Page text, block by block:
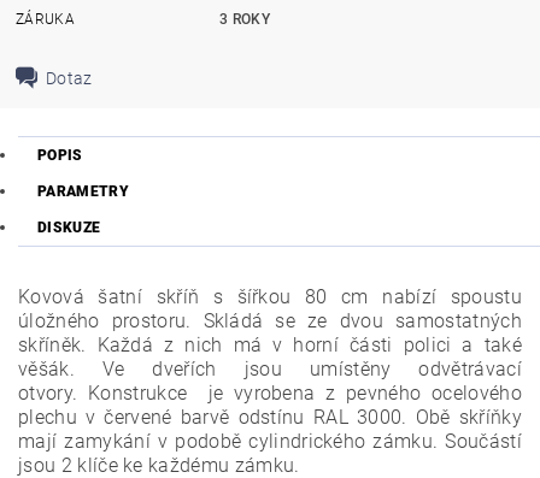
ZÁRUKA
3 ROKY
Dotaz
POPIS
PARAMETRY
DISKUZE
Kovová šatní skříň s šířkou 80 cm nabízí spoustu
úložného prostoru. Skládá se ze dvou samostatných
skříněk. Každá z nich má v horní části polici a také
věšák. Ve dveřích jsou umístěny odvětrávací
otvory. Konstrukce je vyrobena z pevného ocelového
plechu v červené barvě odstínu RAL 3000. Obě skříňky
mají zamykání v podobě cylindrického zámku. Součástí
jsou 2 klíče ke každému zámku.